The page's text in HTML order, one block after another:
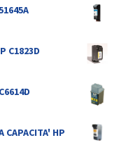
C1823D
CAPACITA' HP